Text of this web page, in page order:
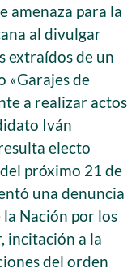
amenaza para la
al divulgar
extraídos de un
«Garajes de
a realizar actos
Iván
electo
próximo 21 de
una denuncia
Nación por los
incitación a la
del orden